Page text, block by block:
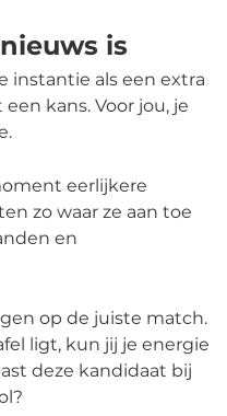
is
instantie als een extra
kans. Voor jou, je
eerlijkere
zo waar ze aan toe
en
op de juiste match.
ligt, kun jij je energie
deze kandidaat bij